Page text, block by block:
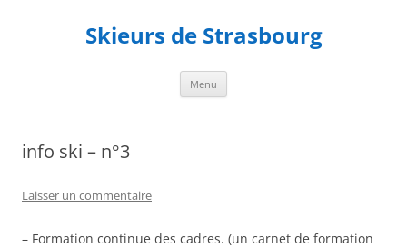
Skieurs de Strasbourg
Menu
info ski – n°3
Laisser un commentaire
– Formation continue des cadres. (un carnet de formation